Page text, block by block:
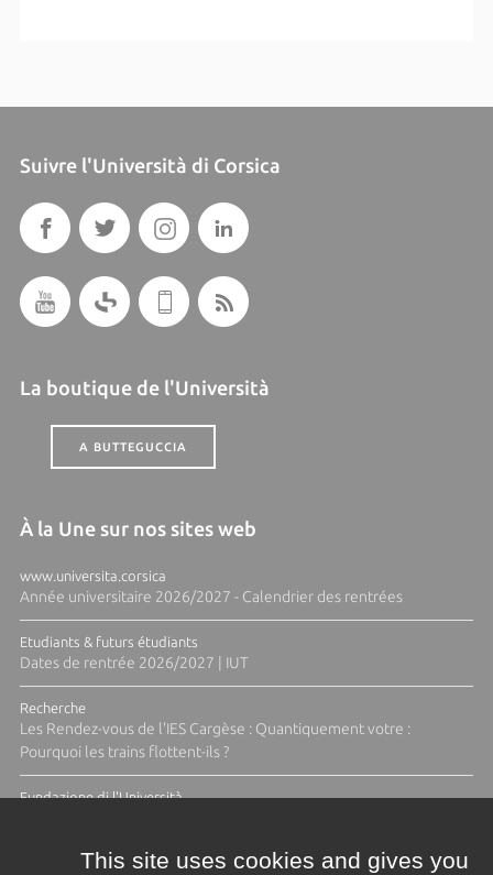
Suivre l'Università di Corsica
La boutique de l'Università
A BUTTEGUCCIA
À la Une sur nos sites web
www.universita.corsica
Année universitaire 2026/2027 - Calendrier des rentrées
Etudiants & futurs étudiants
Dates de rentrée 2026/2027 | IUT
Recherche
Les Rendez-vous de l'IES Cargèse : Quantiquement votre :
Pourquoi les trains flottent-ils ?
Fundazione di l'Università
This site uses cookies and gives you